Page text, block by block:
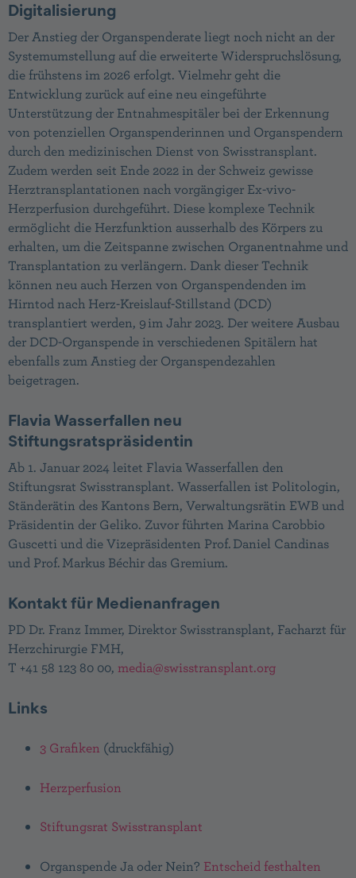
Digitalisierung
Der Anstieg der Organspenderate liegt noch nicht an der
Systemumstellung auf die erweiterte Widerspruchslösung,
die frühstens im 2026 erfolgt. Vielmehr geht die
Entwicklung zurück auf eine neu eingeführte
Unterstützung der Entnahmespitäler bei der Erkennung
von potenziellen Organspenderinnen und Organspendern
durch den medizinischen Dienst von Swisstransplant.
Zudem werden seit Ende 2022 in der Schweiz gewisse
Herztransplantationen nach vorgängiger Ex-vivo-
Herzperfusion durchgeführt. Diese komplexe Technik
ermöglicht die Herzfunktion ausserhalb des Körpers zu
erhalten, um die Zeitspanne zwischen Organentnahme und
Transplantation zu verlängern. Dank dieser Technik
können neu auch Herzen von Organspendenden im
Hirntod nach Herz-Kreislauf-Stillstand (DCD)
transplantiert werden, 9 im Jahr 2023. Der weitere Ausbau
der DCD-Organspende in verschiedenen Spitälern hat
ebenfalls zum Anstieg der Organspendezahlen
beigetragen.
Flavia Wasserfallen neu
Stiftungsratspräsidentin
Ab 1. Januar 2024 leitet Flavia Wasserfallen den
Stiftungsrat Swisstransplant. Wasserfallen ist Politologin,
Ständerätin des Kantons Bern, Verwaltungsrätin EWB und
Präsidentin der Geliko. Zuvor führten Marina Carobbio
Guscetti und die Vizepräsidenten Prof. Daniel Candinas
und Prof. Markus Béchir das Gremium.
Kontakt für Medienanfragen
PD Dr. Franz Immer, Direktor Swisstransplant, Facharzt für
Herzchirurgie FMH,
T +41 58 123 80 00, media@swisstransplant.org
Links
3 Grafiken (druckfähig)
Herzperfusion
Stiftungsrat Swisstransplant
Organspende Ja oder Nein? Entscheid festhalten